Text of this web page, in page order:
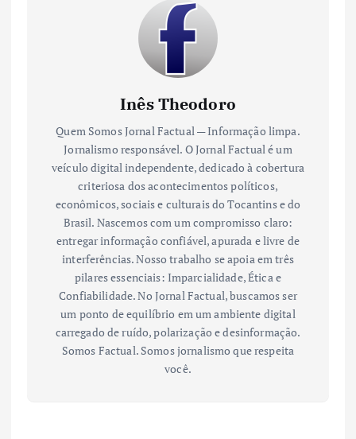
Inês Theodoro
Quem Somos Jornal Factual — Informação limpa.
Jornalismo responsável. O Jornal Factual é um
veículo digital independente, dedicado à cobertura
criteriosa dos acontecimentos políticos,
econômicos, sociais e culturais do Tocantins e do
Brasil. Nascemos com um compromisso claro:
entregar informação confiável, apurada e livre de
interferências. Nosso trabalho se apoia em três
pilares essenciais: Imparcialidade, Ética e
Confiabilidade. No Jornal Factual, buscamos ser
um ponto de equilíbrio em um ambiente digital
carregado de ruído, polarização e desinformação.
Somos Factual. Somos jornalismo que respeita
você.